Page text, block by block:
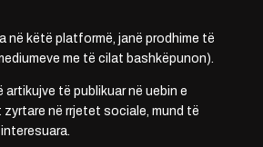
në këtë platformë, janë prodhime të
me të cilat bashkëpunon).
të publikuar në uebin e
në rrjetet sociale, mund të